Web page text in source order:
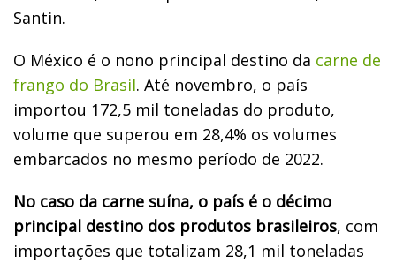
Santin.
O México é o nono principal destino da carne de
frango do Brasil. Até novembro, o país
importou 172,5 mil toneladas do produto,
volume que superou em 28,4% os volumes
embarcados no mesmo período de 2022.
No caso da carne suína, o país é o décimo
principal destino dos produtos brasileiros, com
importações que totalizam 28,1 mil toneladas